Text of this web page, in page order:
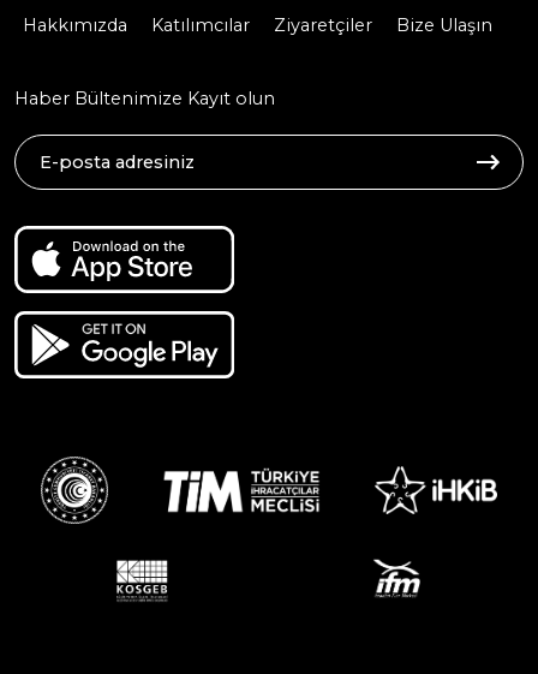
Hakkımızda Katılımcılar Ziyaretçiler Bize Ulaşın
Haber Bültenimize Kayıt olun